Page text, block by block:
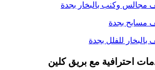
مجالس وكنب بالبخار بجدة
مسابح بجدة
للفلل بجدة
احترافية مع بريق كلين